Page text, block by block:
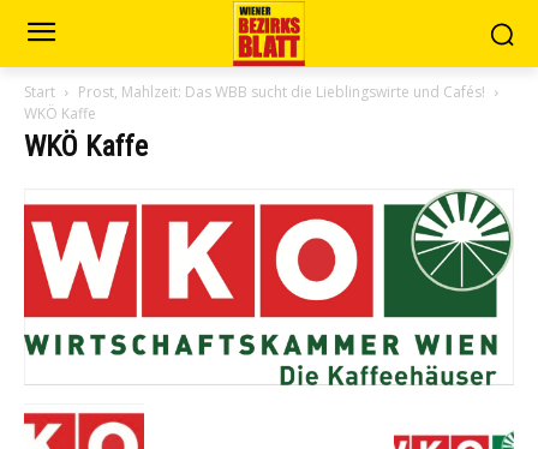
Start
Prost, Mahlzeit: Das WBB sucht die Lieblingswirte und Cafés!
WKÖ Kaffe
WKÖ Kaffe